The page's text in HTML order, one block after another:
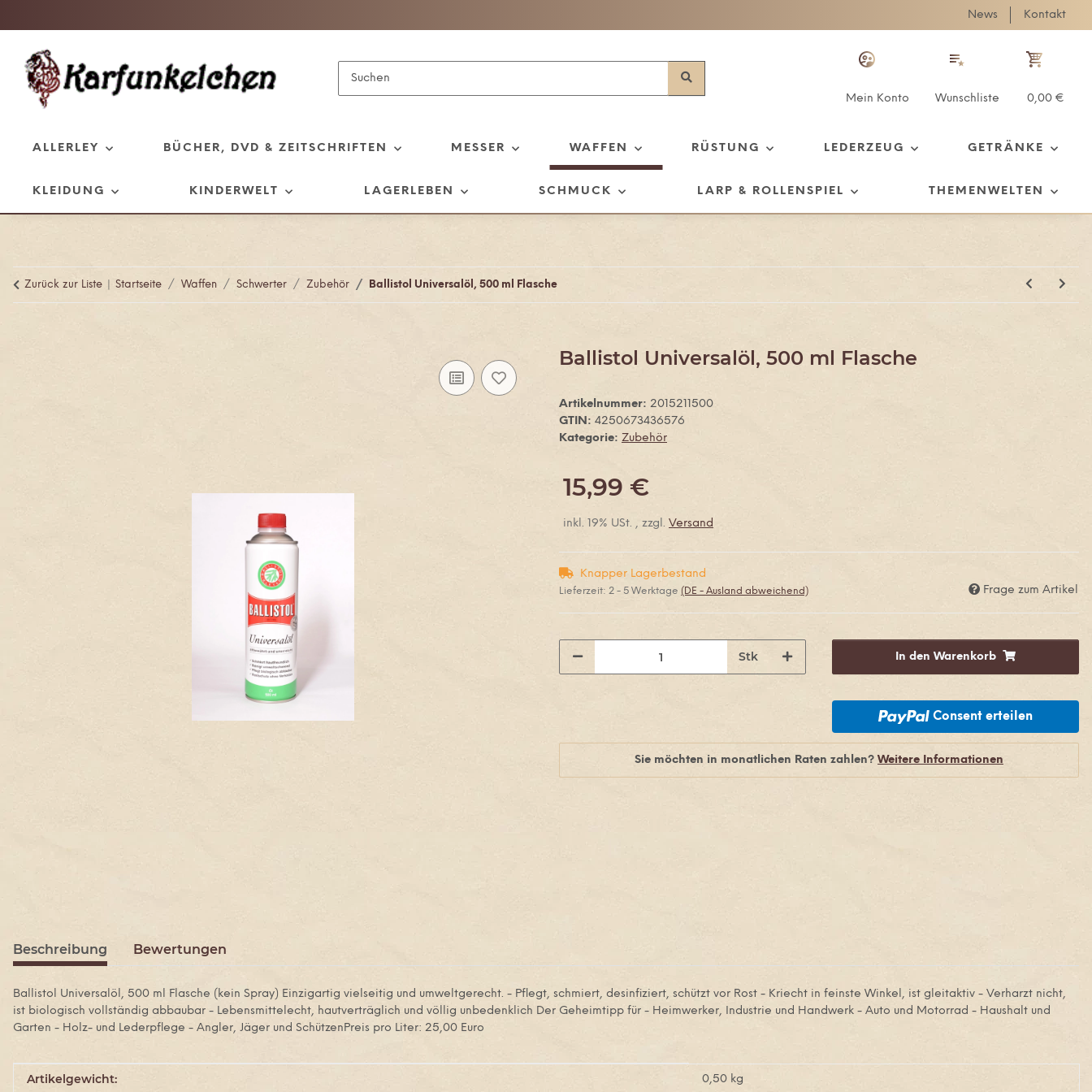
News Kontakt
Mein Konto Wunschliste 0,00 €
ALLERLEY BÜCHER, DVD & ZEITSCHRIFTEN MESSER WAFFEN RÜSTUNG LEDERZEUG GETRÄNKE
KLEIDUNG KINDERWELT LAGERLEBEN SCHMUCK LARP & ROLLENSPIEL THEMENWELTEN
Zurück zur Liste Startseite Waffen Schwerter Zubehör Ballistol Universalöl, 500 ml Flasche
Ballistol Universalöl, 500 ml Flasche
Artikelnummer: 2015211500
GTIN: 4250673436576
Kategorie: Zubehör
15,99 €
inkl. 19% USt. , zzgl. Versand
Knapper Lagerbestand
Lieferzeit: 2 - 5 Werktage (DE - Ausland abweichend) Frage zum Artikel
Stk In den Warenkorb
Consent erteilen
Sie möchten in monatlichen Raten zahlen? Weitere Informationen
Beschreibung Bewertungen
Ballistol Universalöl, 500 ml Flasche (kein Spray) Einzigartig vielseitig und umweltgerecht. - Pflegt, schmiert, desinfiziert, schützt vor Rost - Kriecht in feinste Winkel, ist gleitaktiv - Verharzt nicht,
ist biologisch vollständig abbaubar - Lebensmittelecht, hautverträglich und völlig unbedenklich Der Geheimtipp für - Heimwerker, Industrie und Handwerk - Auto und Motorrad - Haushalt und
Garten - Holz- und Lederpflege - Angler, Jäger und SchützenPreis pro Liter: 25,00 Euro
Produkteigenschaft
Wert
Artikelgewicht: 0,50 kg